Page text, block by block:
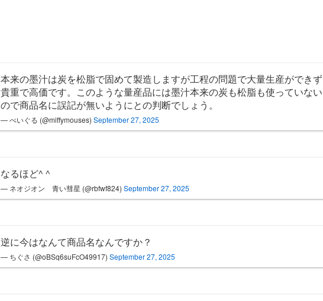
本来の墨汁は炭を松脂で固めて製造しますが工程の問題で大量生産ができず
貴重で高価です。このような量産品には墨汁本来の炭も松脂も使っていない
ので商品名に誤記が無いようにとの判断でしょう。
— べいぐる (@miffymouses) September 27, 2025
なるほど^ ^
— ネオジオン 青い彗星 (@rbfwf824) September 27, 2025
逆に今はなんて商品名なんですか？
— ちぐさ (@oBSq6suFcO49917) September 27, 2025